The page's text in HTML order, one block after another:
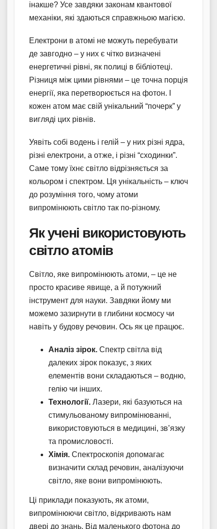
інакше? Усе завдяки законам квантової
механіки, які здаються справжньою магією.
Електрони в атомі не можуть перебувати
де завгодно – у них є чітко визначені
енергетичні рівні, як полиці в бібліотеці.
Різниця між цими рівнями – це точна порція
енергії, яка перетворюється на фотон. І
кожен атом має свій унікальний “почерк” у
вигляді цих рівнів.
Уявіть собі водень і гелій – у них різні ядра,
різні електрони, а отже, і різні “сходинки”.
Саме тому їхнє світло відрізняється за
кольором і спектром. Ця унікальність – ключ
до розуміння того, чому атоми
випромінюють світло так по-різному.
Як учені використовують
світло атомів
Світло, яке випромінюють атоми, – це не
просто красиве явище, а й потужний
інструмент для науки. Завдяки йому ми
можемо зазирнути в глибини космосу чи
навіть у будову речовин. Ось як це працює.
Аналіз зірок. Спектр світла від
далеких зірок показує, з яких
елементів вони складаються – водню,
гелію чи інших.
Технології. Лазери, які базуються на
стимульованому випромінюванні,
використовуються в медицині, зв’язку
та промисловості.
Хімія. Спектроскопія допомагає
визначити склад речовин, аналізуючи
світло, яке вони випромінюють.
Ці приклади показують, як атоми,
випромінюючи світло, відкривають нам
двері до знань. Від маленького фотона до